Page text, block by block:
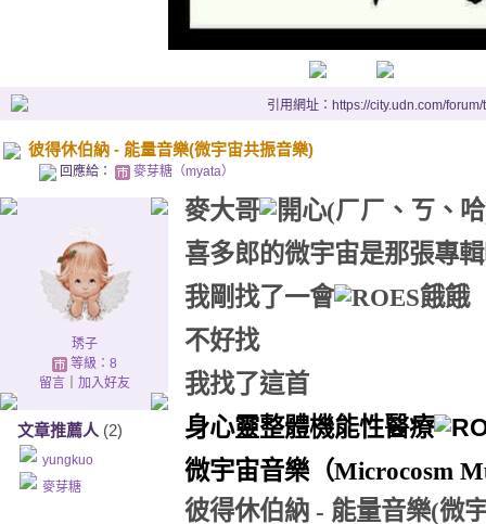
引用網址：https://city.udn.com/
彼得休伯納 - 能量音樂(微宇宙共振音樂)
回應給： 麥芽糖（myata）
琇子
等級：8
留言｜ 加入好友
文章推薦人 (2)
yungkuo
麥芽糖
麥大哥
喜多郎的微宇宙是那張專
我剛找了一會
不好找
我找了這首
身心靈整體機能性醫療
微宇宙音樂（Microcosm
彼得休伯納 - 能量音樂(微